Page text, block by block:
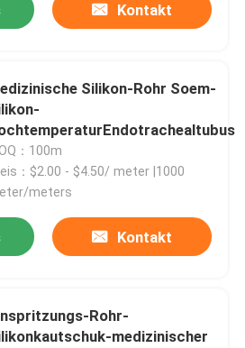
Kontakt
Silikon-Rohr Soem-
：100m
：$2.00 - $4.50/ meter |1000
meters
Kontakt
Rohr-
medizinischer